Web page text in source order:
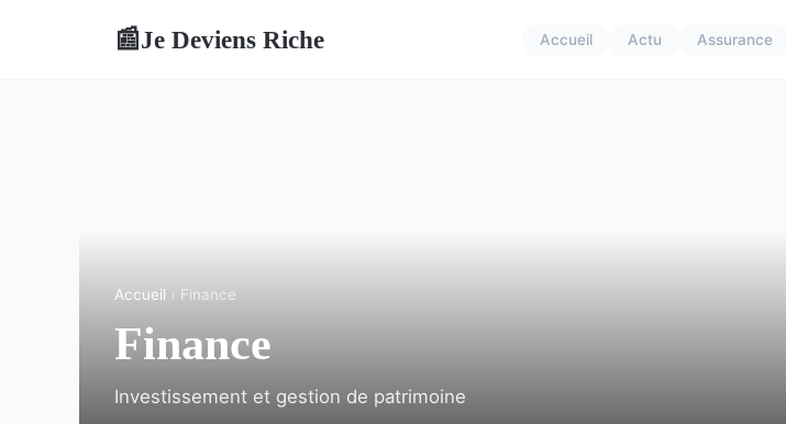
📰Je Deviens Riche Accueil Actu Assurance
Accueil › Finance
Finance
Investissement et gestion de patrimoine